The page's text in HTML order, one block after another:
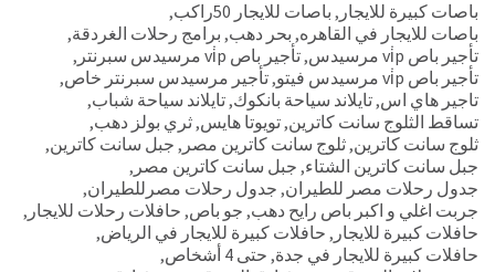
باصات كبيرة للايجار , باصات للايجار 50راكب
,
باصات للايجار في القاهره, بحر دهب, برامج رحلات الغردقة,
تأجير باص vi̇p مرسيدس
,تأجير باص vi̇p مرسيدس سبرنتر
,
تأجير باص vi̇p مرسيدس فيتو
,تأجير مرسيدس سبرنتر خاص,
تاجير هاي اس,تايلاند سياحة بانكوك,تايلاند سياحة شباب,
تساقط الثلوج سانت كاترين,تويوتا هايس,ثري بولز دهب,
ثلوج سانت كاترين,ثلوج سانت كاترين مصر , جبل سانت كاترين,
جبل سانت كاترين الشتاء, جبل سانت كاترين مصر ,
جدول رحلات مصر للطيران, جدول رحلات مصرللطيران,
جربت اغلي و اكبر باص رايح دهب, جو باص, حافلات رحلات للايجار ,
حافلات كبيرة للايجار , حافلات كبيرة للايجار في الرياض,
حافلات كبيرة للايجار في جدة, حتى 4 أشخاص
,